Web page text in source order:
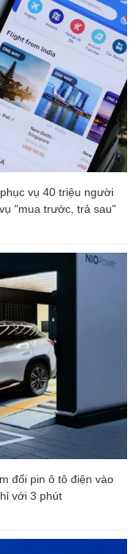
vụ 40 triệu người
"mua trước, trả sau"
đổi pin ô tô điện vào
với 3 phút